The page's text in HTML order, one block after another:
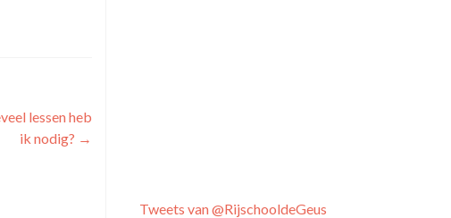
lessen heb
ik nodig? →
Tweets van @RijschooldeGeus